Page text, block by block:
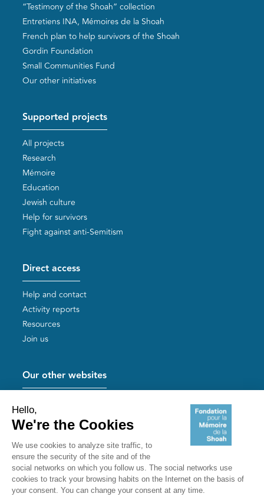
“Testimony of the Shoah” collection
Entretiens INA, Mémoires de la Shoah
French plan to help survivors of the Shoah
Gordin Foundation
Small Communities Fund
Our other initiatives
Supported projects
All projects
Research
Mémoire
Education
Jewish culture
Help for survivors
Fight against anti-Semitism
Direct access
Help and contact
Activity reports
Resources
Join us
Our other websites
Mémoires vives
Useful links
Shoah Memorial
The Milles camp